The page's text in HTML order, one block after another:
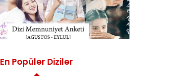
En Popüler Diziler